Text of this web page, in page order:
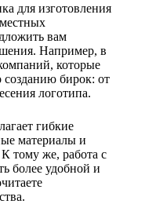
для изготовления
вам
Например, в
которые
созданию бирок: от
логотипа.
гибкие
материалы и
тому же, работа с
более удобной и